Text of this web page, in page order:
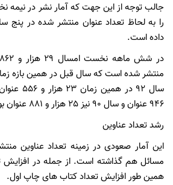
را به لحاظ تعداد عنوان منتشر شده در پنج
داده است.
946 عنوان و سال 90 نیز 25 هزار و 881 عنوان بوده است.
رشد تعداد عناوین
این آمار صعودی در زمینه تعداد عناوین
مسائل هم گذاشته است. از جمله در افزایش
همین طور افزایش تعداد کتاب های چاپ اول.